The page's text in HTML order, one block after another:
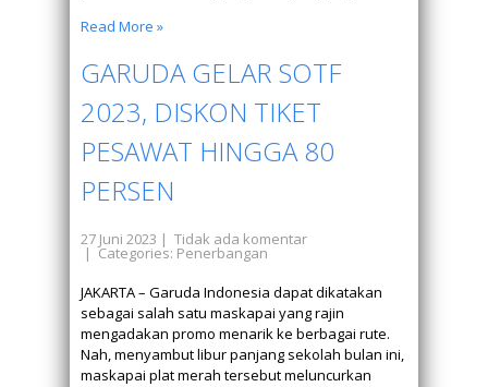
Read More »
GARUDA GELAR SOTF
2023, DISKON TIKET
PESAWAT HINGGA 80
PERSEN
27 Juni 2023 | Tidak ada komentar
| Categories: Penerbangan
JAKARTA – Garuda Indonesia dapat dikatakan
sebagai salah satu maskapai yang rajin
mengadakan promo menarik ke berbagai rute.
Nah, menyambut libur panjang sekolah bulan ini,
maskapai plat merah tersebut meluncurkan